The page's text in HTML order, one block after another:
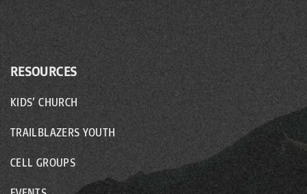
RESOURCES
KIDS’ CHURCH
TRAILBLAZERS YOUTH
CELL GROUPS